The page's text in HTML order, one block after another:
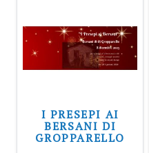
I PRESEPI AI
BERSANI DI
GROPPARELLO